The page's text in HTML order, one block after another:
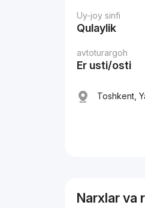
Uy-joy sinfi
Qulaylik
avtoturargoh
Er usti/osti
Toshkent,
Narxlar va